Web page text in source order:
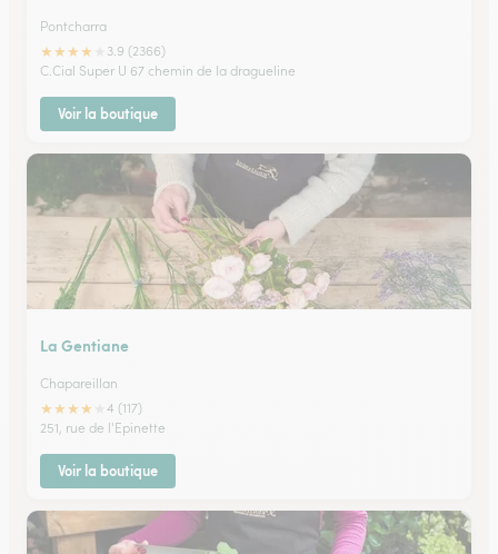
Pontcharra
★★★★
3.9 (2366)
C.Cial Super U 67 chemin de la dragueline
Voir la boutique
La Gentiane
Chapareillan
★★★★
4 (117)
251, rue de l'Epinette
Voir la boutique